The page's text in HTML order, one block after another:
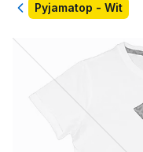
TerugPyjamatop - Wit